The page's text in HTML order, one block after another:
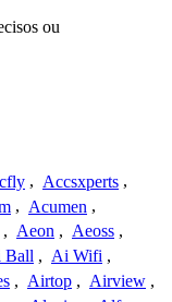
ou
, Accsxperts ,
, Acumen ,
, Aeon , Aeoss ,
Ball , Ai Wifi ,
, Airtop , Airview ,